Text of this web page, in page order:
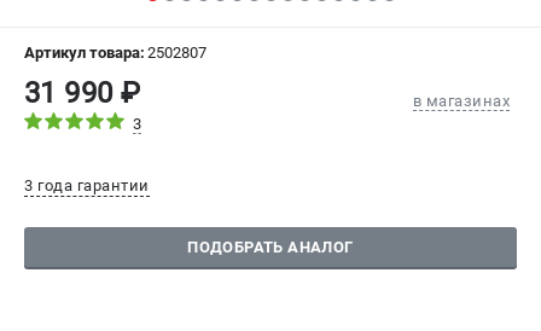
СЕРВИС
ИЗБРАННОЕ
СРАВНЕНИЕ ( 0 )
Артикул товара: 2502807
31 990 ₽
3
в магазинах
3 года гарантии
ПОДОБРАТЬ АНАЛОГ